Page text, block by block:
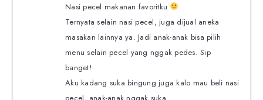
Nasi pecel makanan favoritku
Ternyata selain nasi pecel, juga dijual aneka
masakan lainnya ya. Jadi anak-anak bisa pilih
menu selain pecel yang nggak pedes. Sip
banget!
Aku kadang suka bingung juga kalo mau beli nasi
pecel, anak-anak nggak suka.